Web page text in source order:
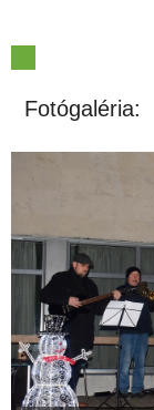
Fotógaléria: